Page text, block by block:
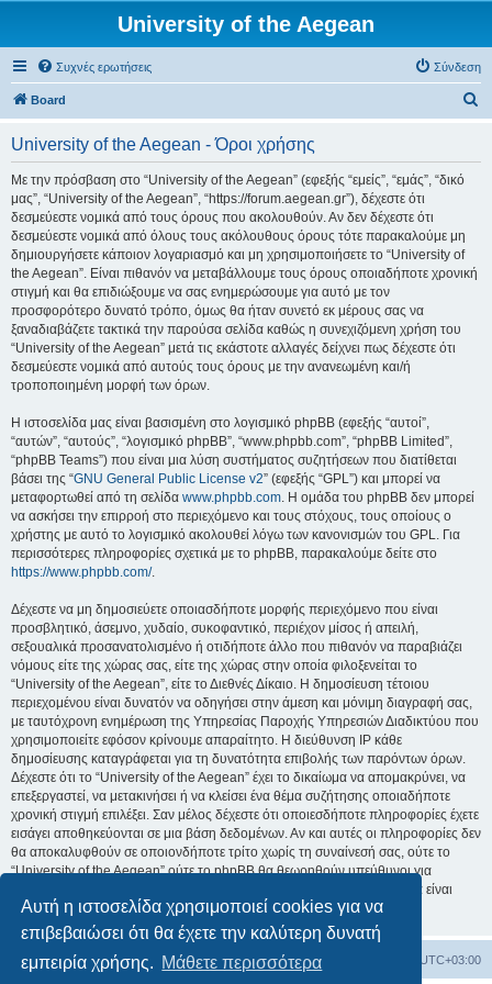
Αυτή η ιστοσελίδα χρησιμοποιεί cookies για να
επιβεβαιώσει ότι θα έχετε την καλύτερη δυνατή
εμπειρία χρήσης. Μάθετε περισσότερα
University of the Aegean
Συχνές ερωτήσεις Σύνδεση
Board
University of the Aegean - Όροι χρήσης
Με την πρόσβαση στο “University of the Aegean” (εφεξής “εμείς”, “εμάς”, “δικό
μας”, “University of the Aegean”, “https://forum.aegean.gr”), δέχεστε ότι
δεσμεύεστε νομικά από τους όρους που ακολουθούν. Αν δεν δέχεστε ότι
δεσμεύεστε νομικά από όλους τους ακόλουθους όρους τότε παρακαλούμε μη
δημιουργήσετε κάποιον λογαριασμό και μη χρησιμοποιήσετε το “University of
the Aegean”. Είναι πιθανόν να μεταβάλλουμε τους όρους οποιαδήποτε χρονική
στιγμή και θα επιδιώξουμε να σας ενημερώσουμε για αυτό με τον
προσφορότερο δυνατό τρόπο, όμως θα ήταν συνετό εκ μέρους σας να
ξαναδιαβάζετε τακτικά την παρούσα σελίδα καθώς η συνεχιζόμενη χρήση του
“University of the Aegean” μετά τις εκάστοτε αλλαγές δείχνει πως δέχεστε ότι
δεσμεύεστε νομικά από αυτούς τους όρους με την ανανεωμένη και/ή
τροποποιημένη μορφή των όρων.
Η ιστοσελίδα μας είναι βασισμένη στο λογισμικό phpBB (εφεξής “αυτοί”,
“αυτών”, “αυτούς”, “λογισμικό phpBB”, “www.phpbb.com”, “phpBB Limited”,
“phpBB Teams”) που είναι μια λύση συστήματος συζητήσεων που διατίθεται
βάσει της “GNU General Public License v2” (εφεξής “GPL”) και μπορεί να
μεταφορτωθεί από τη σελίδα www.phpbb.com. Η ομάδα του phpBB δεν μπορεί
να ασκήσει την επιρροή στο περιεχόμενο και τους στόχους, τους οποίους ο
χρήστης με αυτό το λογισμικό ακολουθεί λόγω των κανονισμών του GPL. Για
περισσότερες πληροφορίες σχετικά με το phpBB, παρακαλούμε δείτε στο
https://www.phpbb.com/.
Δέχεστε να μη δημοσιεύετε οποιασδήποτε μορφής περιεχόμενο που είναι
προσβλητικό, άσεμνο, χυδαίο, συκοφαντικό, περιέχον μίσος ή απειλή,
σεξουαλικά προσανατολισμένο ή οτιδήποτε άλλο που πιθανόν να παραβιάζει
νόμους είτε της χώρας σας, είτε της χώρας στην οποία φιλοξενείται το
“University of the Aegean”, είτε το Διεθνές Δίκαιο. Η δημοσίευση τέτοιου
περιεχομένου είναι δυνατόν να οδηγήσει στην άμεση και μόνιμη διαγραφή σας,
με ταυτόχρονη ενημέρωση της Υπηρεσίας Παροχής Υπηρεσιών Διαδικτύου που
χρησιμοποιείτε εφόσον κρίνουμε απαραίτητο. Η διεύθυνση IP κάθε
δημοσίευσης καταγράφεται για τη δυνατότητα επιβολής των παρόντων όρων.
Δέχεστε ότι το “University of the Aegean” έχει το δικαίωμα να απομακρύνει, να
επεξεργαστεί, να μετακινήσει ή να κλείσει ένα θέμα συζήτησης οποιαδήποτε
χρονική στιγμή επιλέξει. Σαν μέλος δέχεστε ότι οποιεσδήποτε πληροφορίες έχετε
εισάγει αποθηκεύονται σε μια βάση δεδομένων. Αν και αυτές οι πληροφορίες δεν
θα αποκαλυφθούν σε οποιονδήποτε τρίτο χωρίς τη συναίνεσή σας, ούτε το
“University of the Aegean” ούτε το phpBB θα θεωρηθούν υπεύθυνοι για
οποιαδήποτε απόπειρα ηλεκτρονικής εισβολής ή παραβίασης η οποία είναι
δυνατόν να οδηγήσει σε απώλεια αυτών των δεδομένων.
Board Όλοι οι χρόνοι είναι UTC+03:00
Διαγραφή cookies